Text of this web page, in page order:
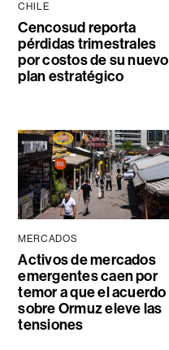
CHILE
Cencosud reporta
pérdidas trimestrales
por costos de su nuevo
plan estratégico
MERCADOS
Activos de mercados
emergentes caen por
temor a que el acuerdo
sobre Ormuz eleve las
tensiones